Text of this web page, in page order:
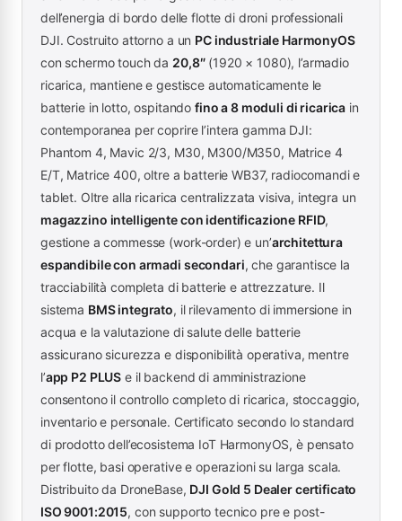
dell’energia di bordo delle flotte di droni professionali
DJI. Costruito attorno a un PC industriale HarmonyOS
con schermo touch da20,8″(1920 × 1080), l’armadio
ricarica, mantiene e gestisce automaticamente le
batterie in lotto, ospitando fino a 8 moduli di ricarica in
contemporanea per coprire l’intera gamma DJI:
Phantom 4, Mavic 2/3, M30, M300/M350, Matrice 4
E/T, Matrice 400, oltre a batterie WB37, radiocomandi e
tablet. Oltre alla ricarica centralizzata visiva, integra un
magazzino intelligente con identificazione RFID,
gestione a commesse (work-order) e un’architettura
espandibile con armadi secondari, che garantisce la
tracciabilità completa di batterie e attrezzature. Il
sistema BMS integrato, il rilevamento di immersione in
acqua e la valutazione di salute delle batterie
assicurano sicurezza e disponibilità operativa, mentre
l’app P2 PLUS e il backend di amministrazione
consentono il controllo completo di ricarica, stoccaggio,
inventario e personale. Certificato secondo lo standard
di prodotto dell’ecosistema IoT HarmonyOS, è pensato
per flotte, basi operative e operazioni su larga scala.
Distribuito da DroneBase, DJI Gold 5 Dealer certificato
ISO 9001:2015, con supporto tecnico pre e post-